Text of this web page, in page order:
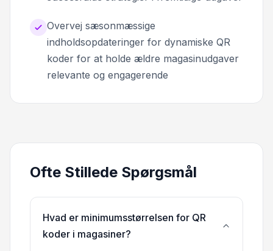
Overvej sæsonmæssige
indholdsopdateringer for dynamiske QR
koder for at holde ældre magasinudgaver
relevante og engagerende
Ofte Stillede Spørgsmål
Hvad er minimumsstørrelsen for QR
koder i magasiner?